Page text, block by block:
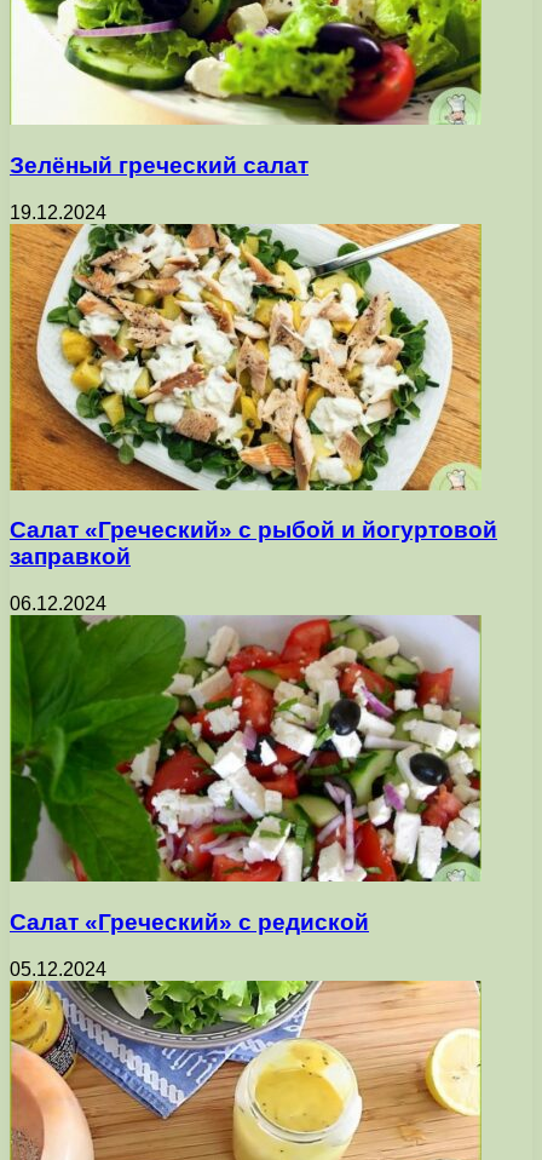
Зелёный греческий салат
19.12.2024
Салат «Греческий» с рыбой и йогуртовой
заправкой
06.12.2024
Салат «Греческий» с редиской
05.12.2024